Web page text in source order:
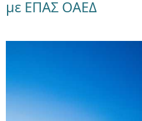
με ΕΠΑΣ ΟΑΕΔ